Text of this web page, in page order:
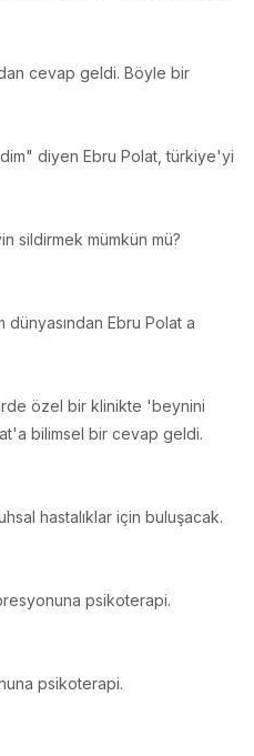
cevap geldi. Böyle bir
diyen Ebru Polat, türkiye'yi
sildirmek mümkün mü?
dünyasından Ebru Polat a
özel bir klinikte 'beynini
bilimsel bir cevap geldi.
hastalıklar için buluşacak.
psikoterapi.
psikoterapi.